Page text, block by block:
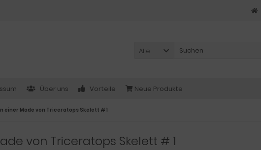
Alle
Über uns Vorteile Neue Produkte
einer Made von Triceratops Skelett # 1
von Triceratops Skelett # 1